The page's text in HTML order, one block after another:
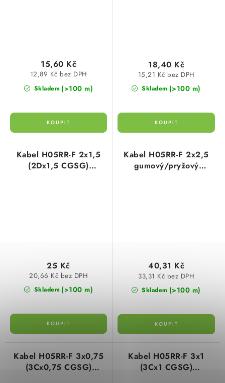
Skladem (>100 m)
12,89 Kč bez DPH
15,60 Kč
Skladem (>100 m)
15,21 Kč bez DPH
18,40 Kč
Kabel H05RR-F 2x1,5
(2Dx1,5 CGSG)
Skladem (>100 m)
20,66 Kč bez DPH
25 Kč
Kabel H05RR-F 2x2,5
gumový/pryžový
Skladem (>100 m)
33,31 Kč bez DPH
40,31 Kč
Kabel H05RR-F 3x0,75
(3Cx0,75 CGSG)
Kabel H05RR-F 3x1
(3Cx1 CGSG)